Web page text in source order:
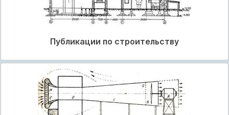
Публикации по строительству